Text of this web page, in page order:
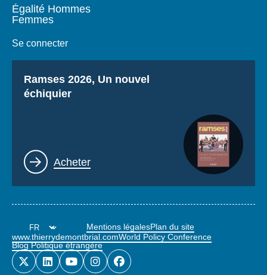
Égalité Hommes
Femmes
Se connecter
Titre
Ramses 2026, Un nouvel
échiquier
Lien
Acheter
Mentions légalesPlan du site
www.thierrydemontbrial.comWorld Policy Conference
Blog Politique étrangère